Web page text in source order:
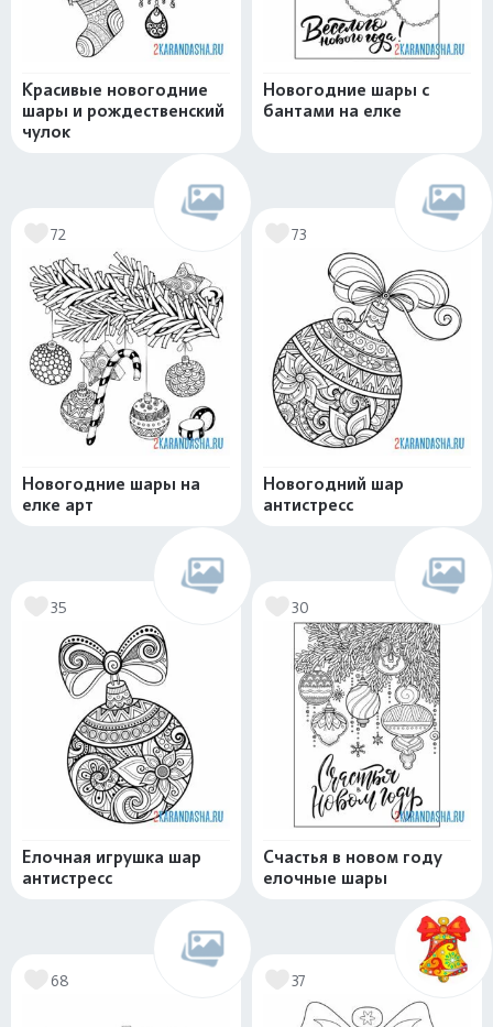
Красивые новогодние
шары и рождественский
чулок
Новогодние шары с
бантами на елке
72
Новогодние шары на
елке арт
73
Новогодний шар
антистресс
35
Елочная игрушка шар
антистресс
30
Счастья в новом году
елочные шары
68 37